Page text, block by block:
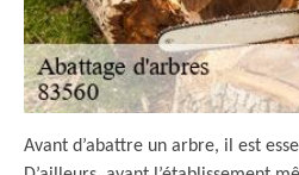
Avant d’abattre un arbre, il est